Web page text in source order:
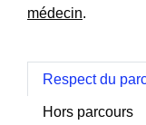
médecin.
Respect du
Hors parcours